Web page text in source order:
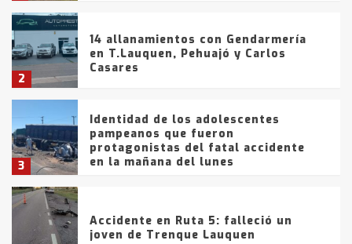
2
14 allanamientos con Gendarmería
en T.Lauquen, Pehuajó y Carlos
Casares
3
Identidad de los adolescentes
pampeanos que fueron
protagonistas del fatal accidente
en la mañana del lunes
Accidente en Ruta 5: falleció un
joven de Trenque Lauquen